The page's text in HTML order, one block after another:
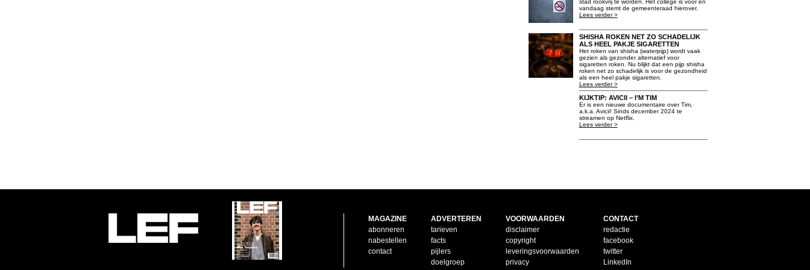
stad rookvrij te worden. Het college is voor en
vandaag stemt de gemeenteraad hierover.
Lees verder >
SHISHA ROKEN NET ZO SCHADELIJK
ALS HEEL PAKJE SIGARETTEN
Het roken van shisha (waterpijp) wordt vaak
gezien als gezonder alternatief voor
sigaretten roken. Nu blijkt dat een pijp shisha
roken net zo schadelijk is voor de gezondheid
als een heel pakje sigaretten.
Lees verder >
KIJKTIP: AVICII – I’M TIM
Er is een nieuwe documentaire over Tim,
a.k.a. Avicii! Sinds december 2024 te
streamen op Netflix.
Lees verder >
MAGAZINE
abonneren
nabestellen
contact
ADVERTEREN
tarieven
facts
pijlers
doelgroep
VOORWAARDEN
disclaimer
copyright
leveringsvoorwaarden
privacy
CONTACT
redactie
facebook
twitter
LinkedIn